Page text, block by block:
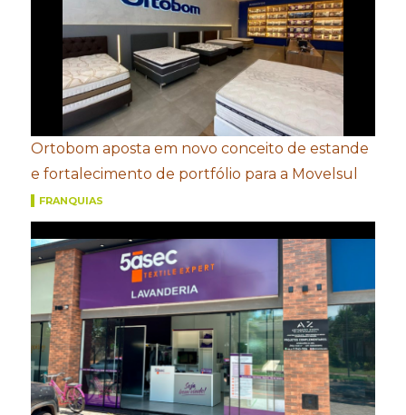
Ortobom aposta em novo conceito de estande
e fortalecimento de portfólio para a Movelsul
FRANQUIAS